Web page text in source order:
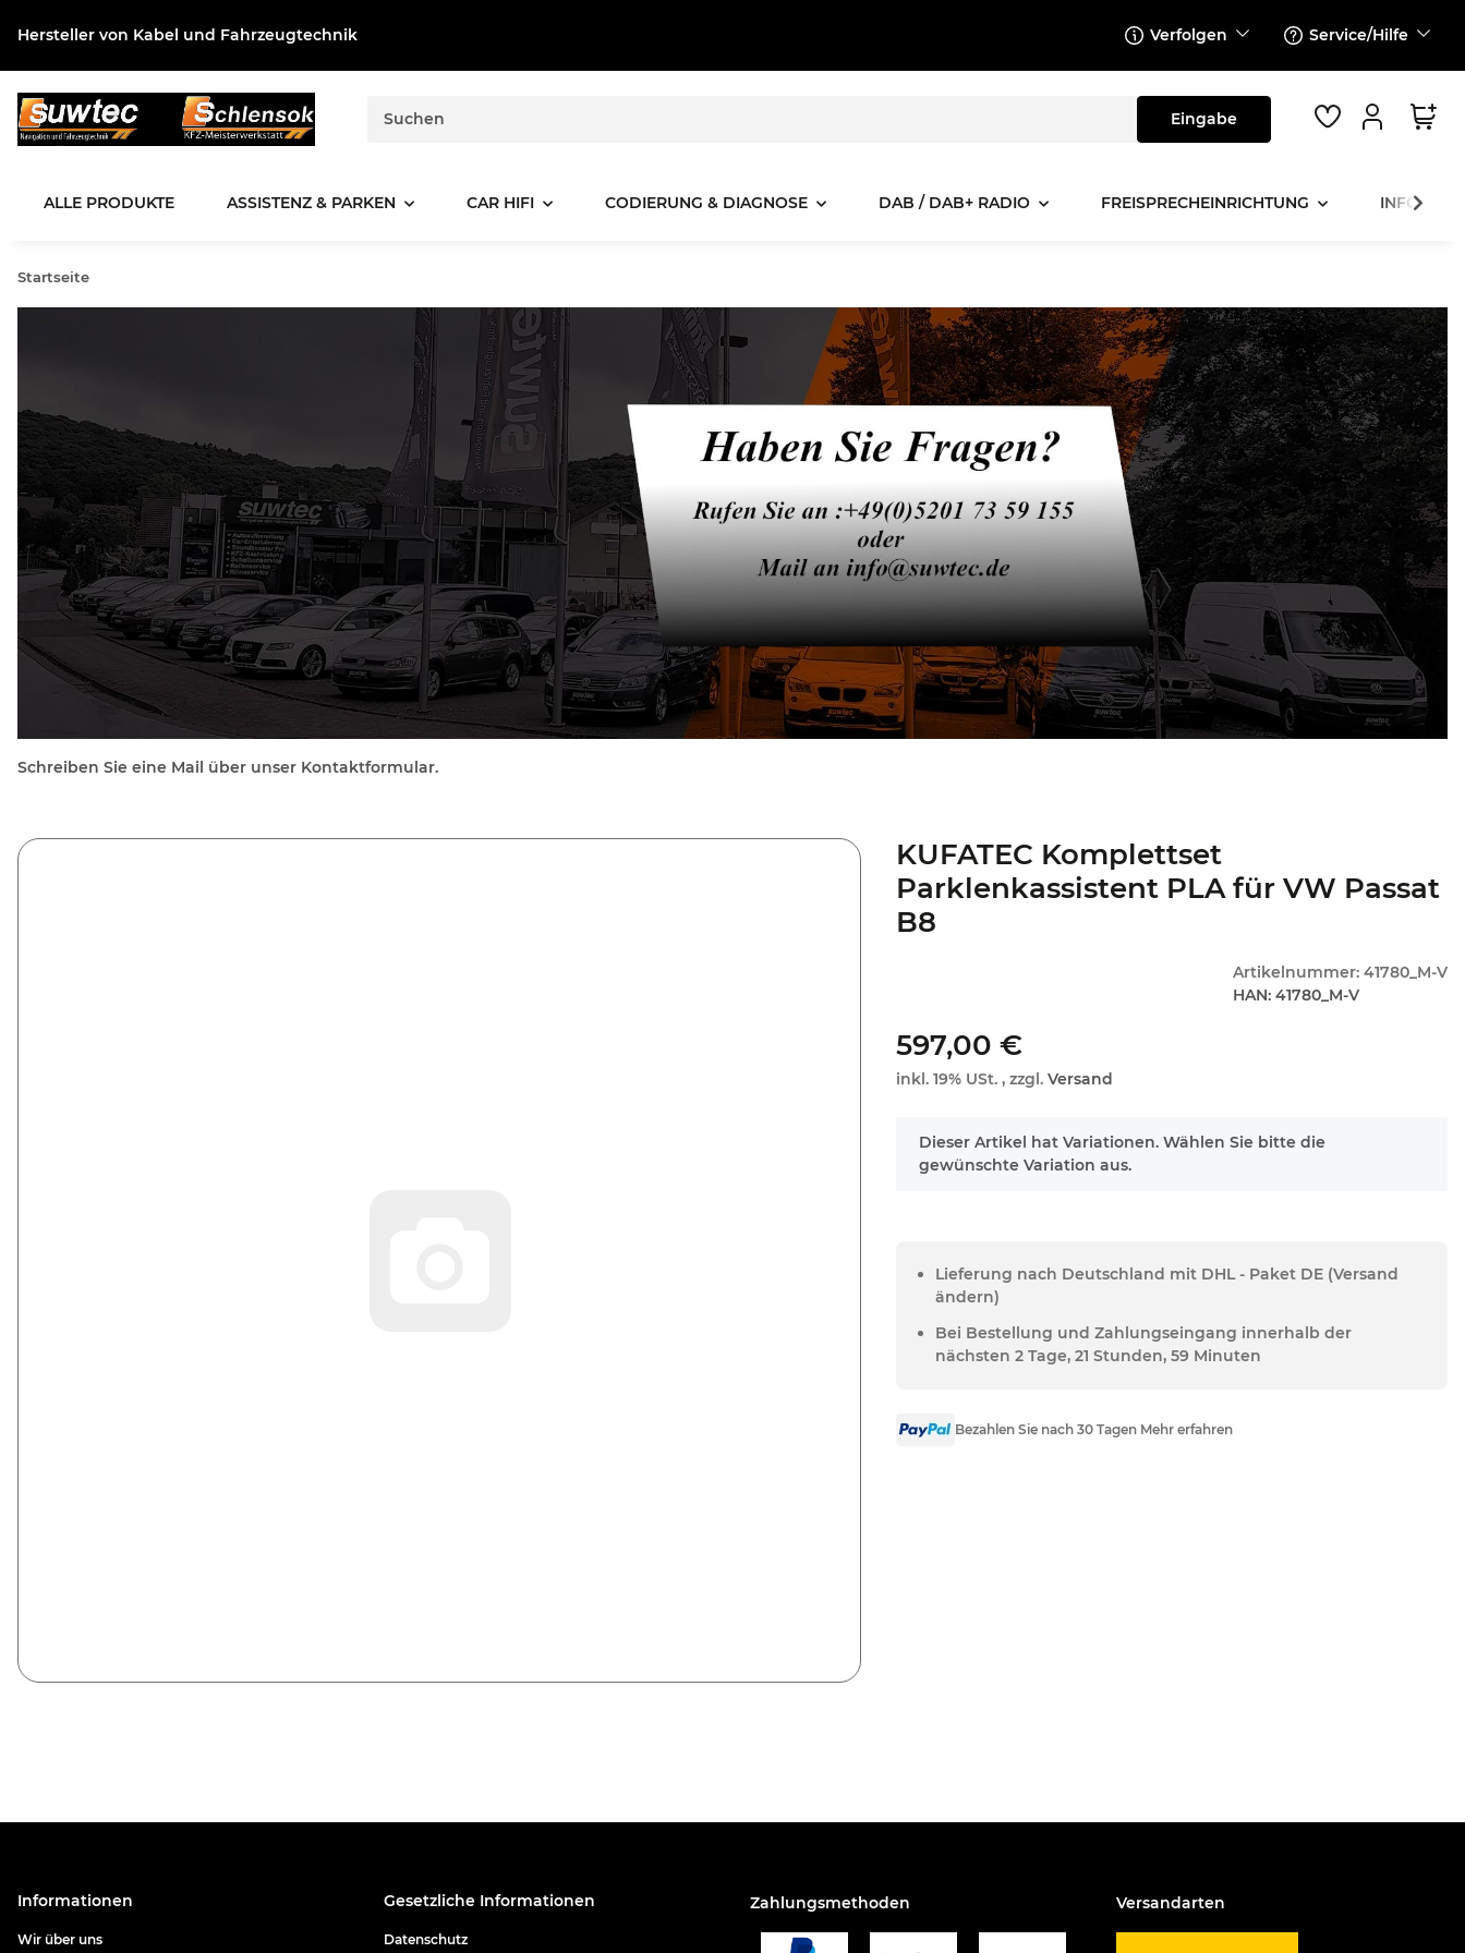
Hersteller von Kabel und Fahrzeugtechnik Verfolgen Service/Hilfe
ALLE PRODUKTE ASSISTENZ & PARKEN CAR HIFI CODIERUNG & DIAGNOSE DAB / DAB+ RADIO FREISPRECHEINRICHTUNG
Startseite
Schreiben Sie eine Mail über unser Kontaktformular.
KUFATEC Komplettset
Parklenkassistent PLA für VW Passat
B8
Artikelnummer: 41780_M-V
HAN: 41780_M-V
597,00 €
inkl. 19% USt. , zzgl.Versand
x
Dieser Artikel hat Variationen. Wählen Sie bitte die
gewünschte Variation aus.
Lieferung nach Deutschland mit DHL - Paket DE (Versand
ändern)
Bei Bestellung und Zahlungseingang innerhalb der
nächsten 2 Tage, 21 Stunden, 59 Minuten
Bezahlen Sie nach 30 Tagen Mehr erfahren
Informationen
Wir über uns
Gesetzliche Informationen
Datenschutz
Zahlungsmethoden Versandarten